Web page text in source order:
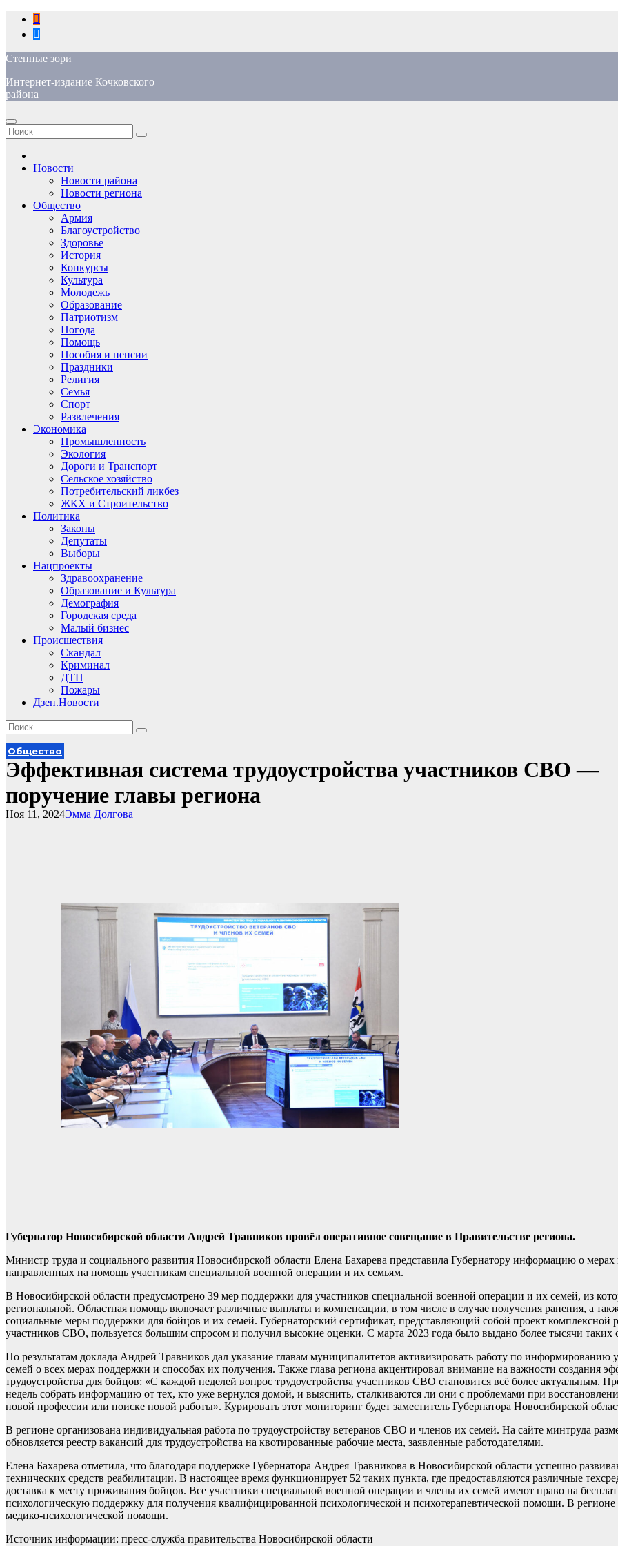
Перейти
содержимому
Степные зори
Интернет-издание Кочковского
района
Новости
Новости района
Новости региона
Общество
Армия
Благоустройство
Здоровье
История
Конкурсы
Культура
Молодежь
Образование
Патриотизм
Погода
Помощь
Пособия и пенсии
Праздники
Религия
Семья
Спорт
Развлечения
Экономика
Промышленность
Экология
Дороги и Транспорт
Сельское хозяйство
Потребительский ликбез
ЖКХ и Строительство
Политика
Законы
Депутаты
Выборы
Нацпроекты
Здравоохранение
Образование и Культура
Демография
Городская среда
Малый бизнес
Происшествия
Скандал
Криминал
ДТП
Пожары
Дзен.Новости
Общество
Эффективная система трудоустройства участников СВО —
поручение главы региона
Эмма Долгова
Ноя 11, 2024
Губернатор Новосибирской области Андрей Травников провёл оперативное совещание в Правительстве региона.
Министр труда и социального развития Новосибирской области Елена Бахарева представила Губернатору информацию о
направленных на помощь участникам специальной военной операции и их семьям.
В Новосибирской области предусмотрено 39 мер поддержки для участников специальной военной операции и их семей, из
региональной. Областная помощь включает различные выплаты и компенсации, в том числе в случае получения ранения, а
социальные меры поддержки для бойцов и их семей. Губернаторский сертификат, представляющий собой проект комплексной
участников СВО, пользуется большим спросом и получил высокие оценки. С марта 2023 года было выдано более тысячи таких
По результатам доклада Андрей Травников дал указание главам муниципалитетов активизировать работу по
семей о всех мерах поддержки и способах их получения. Также глава региона акцентировал внимание на важности создания
трудоустройства для бойцов: «С каждой неделей вопрос трудоустройства участников СВО становится всё более актуальным.
недель собрать информацию от тех, кто уже вернулся домой, и выяснить, сталкиваются ли они с проблемами при
новой профессии или поиске новой работы». Курировать этот мониторинг будет заместитель Губернатора Новосибирской
В регионе организована индивидуальная работа по трудоустройству ветеранов СВО и членов их семей. На сайте минтруда
обновляется реестр вакансий для трудоустройства на квотированные рабочие места, заявленные работодателями.
Елена Бахарева отметила, что благодаря поддержке Губернатора Андрея Травникова в Новосибирской области успешно
технических средств реабилитации. В настоящее время функционирует 52 таких пункта, где предоставляются различные
доставка к месту проживания бойцов. Все участники специальной военной операции и члены их семей имеют право на
психологическую поддержку для получения квалифицированной психологической и психотерапевтической помощи. В регионе
медико-психологической помощи.
Источник информации: пресс-служба правительства Новосибирской области